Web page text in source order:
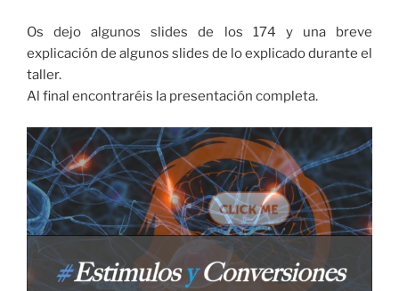
Os dejo algunos slides de los 174 y una breve
explicación de algunos slides de lo explicado durante el
taller.
Al final encontraréis la presentación completa.